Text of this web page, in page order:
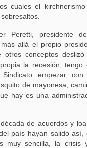
cuales el
Peretti, presidente
allá el propio
conceptos deslizó
la recesión, tengo
empezar con
de mayonesa,
hay es una
de acuerdos y
país hayan salido así,
muy sencilla, la crisis